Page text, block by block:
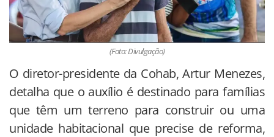
(Foto: Divulgação)
O diretor-presidente da Cohab, Artur Menezes,
detalha que o auxílio é destinado para famílias
que têm um terreno para construir ou uma
unidade habitacional que precise de reforma,